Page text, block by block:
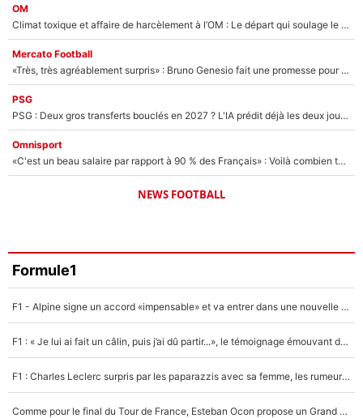
OM
Climat toxique et affaire de harcèlement à l’OM : Le départ qui soulage le vestiaire de Bruno Genesio
Mercato Football
«Très, très agréablement surpris» : Bruno Genesio fait une promesse pour la suite du mercato de l’OM et rassure les supporters
PSG
PSG : Deux gros transferts bouclés en 2027 ? L'IA prédit déjà les deux joueurs qui pourraient rejoindre Luis Enrique !
Omnisport
«C'est un beau salaire par rapport à 90 % des Français» : Voilà combien touchait Nelson Monfort sur France Télévisions avant de rejoindre CNews
NEWS FOOTBALL
Formule1
F1 - Alpine signe un accord «impensable» et va entrer dans une nouvelle dimension : Grande nouvelle pour Pierre Gasly !
F1 : « Je lui ai fait un câlin, puis j’ai dû partir...», le témoignage émouvant de Max Verstappen sur sa fille
F1 : Charles Leclerc surpris par les paparazzis avec sa femme, les rumeurs étaient vraies !
Comme pour le final du Tour de France, Esteban Ocon propose un Grand Prix de Formule 1 à Paris : «Autour de l’Arc de Triomphe, ce serait génial» !